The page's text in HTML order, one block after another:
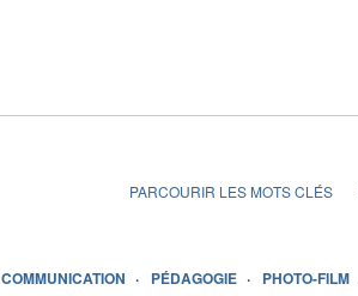
PARCOURIR LES MOTS CLÉS
COMMUNICATION PÉDAGOGIE PHOTO-FILM